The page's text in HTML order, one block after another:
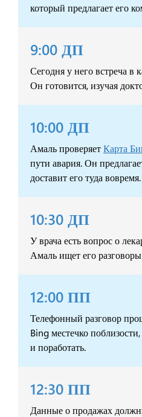
который предлагает его
9:00 ДП
Сегодня у него встреча в
Он готовится, изучая
10:00 ДП
Амаль проверяетКарта
пути авария. Он
доставит его туда вовремя.
10:30 ДП
У врача есть вопрос о
Амаль ищет его
12:00 ПП
Телефонный разговор
Bing местечко
и поработать.
12:30 ПП
Данные о продажах